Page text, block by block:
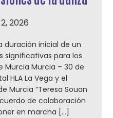
2026
duración inicial de un
significativas para los
Murcia Murcia – 30 de
HLA La Vega y el
Murcia “Teresa Souan
de colaboración
en marcha […]